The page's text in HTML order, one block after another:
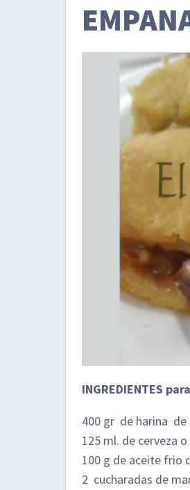
INGREDIENTES
400 gr de harina
125 ml. de cerveza
100 g de aceite frio
2 cucharadas de